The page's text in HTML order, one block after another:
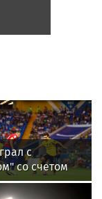
с
со счетом
РПЛ